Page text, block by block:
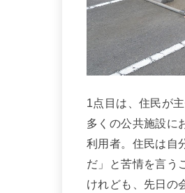
1点目は、住民が
多くの公共施設に
利用者。住民は自
だ」と苦情を言う
けれども、先日の